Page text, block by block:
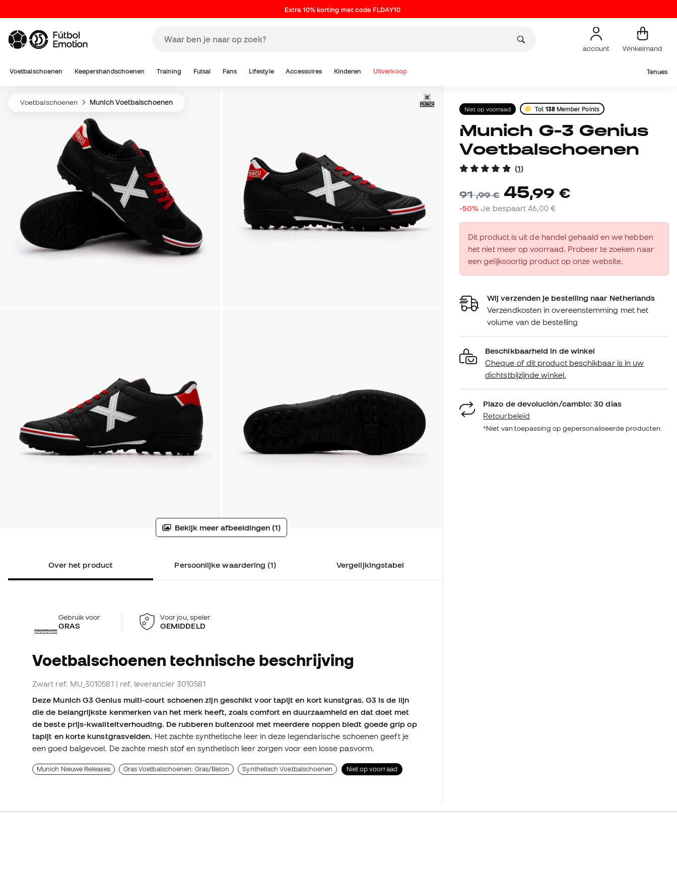
Extra 10% korting met code FLDAY10
account Winkelmand
Voetbalschoenen Keepershandschoenen Training Futsal Fans Lifestyle Accessoires Kinderen Uitverkoop Tenues
Voetbalschoenen Munich Voetbalschoenen
Bekijk meer afbeeldingen (1)
Over het product Persoonlijke waardering (1) Vergelijkingstabel
Gebruik voor:
GRAS
Voor jou, speler:
GEMIDDELD
Voetbalschoenen technische beschrijving
Zwart ref. MU_3010581 | ref. leverancier 3010581
Deze Munich G3 Genius multi-court schoenen zijn geschikt voor tapijt en kort kunstgras. G3 is de lijn
die de belangrijkste kenmerken van het merk heeft, zoals comfort en duurzaamheid en dat doet met
de beste prijs-kwaliteitverhouding. De rubberen buitenzool met meerdere noppen biedt goede grip op
tapijt en korte kunstgrasvelden. Het zachte synthetische leer in deze legendarische schoenen geeft je
een goed balgevoel. De zachte mesh stof en synthetisch leer zorgen voor een losse pasvorm.
Munich Nieuwe Releases Gras Voetbalschoenen: Gras/Beton Synthetisch Voetbalschoenen Niet op voorraad
Niet op voorraad Tot 138Member Points
Munich G-3 Genius
Voetbalschoenen
(1)
91,99 € 45,99 €
-50% Je bespaart46,00 €
Dit product is uit de handel gehaald en we hebben
het niet meer op voorraad. Probeer te zoeken naar
een gelijksoortig product op onze website.
Wij verzenden je bestelling naar Netherlands
Verzendkosten in overeenstemming met het
volume van de bestelling
Beschikbaarheid in de winkel
Cheque of dit product beschikbaar is in uw
dichtstbijzijnde winkel.
Plazo de devolución/cambio: 30 días
Retourbeleid
*Niet van toepassing op gepersonaliseerde producten.